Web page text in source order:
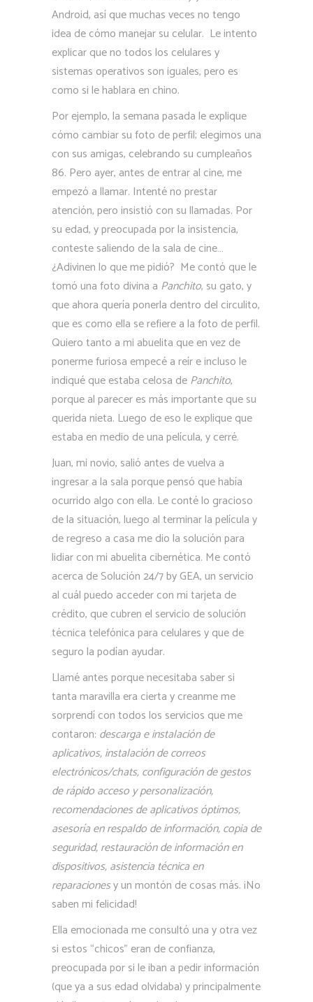
Android, así que muchas veces no tengo
idea de cómo manejar su celular. Le intento
explicar que no todos los celulares y
sistemas operativos son iguales, pero es
como si le hablara en chino.
Por ejemplo, la semana pasada le explique
cómo cambiar su foto de perfil; elegimos una
con sus amigas, celebrando su cumpleaños
86. Pero ayer, antes de entrar al cine, me
empezó a llamar. Intenté no prestar
atención, pero insistió con su llamadas. Por
su edad, y preocupada por la insistencia,
conteste saliendo de la sala de cine…
¿Adivinen lo que me pidió? Me contó que le
tomó una foto divina a Panchito, su gato, y
que ahora quería ponerla dentro del circulito,
que es como ella se refiere a la foto de perfil.
Quiero tanto a mi abuelita que en vez de
ponerme furiosa empecé a reír e incluso le
indiqué que estaba celosa dePanchito,
porque al parecer es más importante que su
querida nieta. Luego de eso le explique que
estaba en medio de una película, y cerré.
Juan, mi novio, salió antes de vuelva a
ingresar a la sala porque pensó que había
ocurrido algo con ella. Le conté lo gracioso
de la situación, luego al terminar la película y
de regreso a casa me dio la solución para
lidiar con mi abuelita cibernética. Me contó
acerca de Solución 24/7 by GEA, un servicio
al cuál puedo acceder con mi tarjeta de
crédito, que cubren el servicio de solución
técnica telefónica para celulares y que de
seguro la podían ayudar.
Llamé antes porque necesitaba saber si
tanta maravilla era cierta y creanme me
sorprendí con todos los servicios que me
contaron: descarga e instalación de
aplicativos, instalación de correos
electrónicos/chats, configuración de gestos
de rápido acceso y personalización,
recomendaciones de aplicativos óptimos,
asesoría en respaldo de información, copia de
seguridad, restauración de información en
dispositivos, asistencia técnica en
reparacionesy un montón de cosas más. ¡No
saben mi felicidad!
Ella emocionada me consultó una y otra vez
si estos “chicos” eran de confianza,
preocupada por si le iban a pedir información
(que ya a sus edad olvidaba) y principalmente